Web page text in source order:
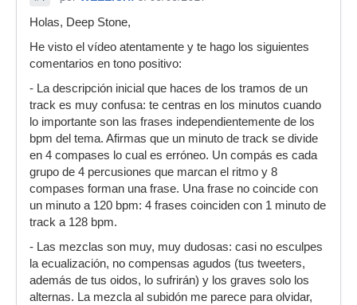
Holas, Deep Stone,
He visto el vídeo atentamente y te hago los siguientes
comentarios en tono positivo:
- La descripción inicial que haces de los tramos de un
track es muy confusa: te centras en los minutos cuando
lo importante son las frases independientemente de los
bpm del tema. Afirmas que un minuto de track se divide
en 4 compases lo cual es erróneo. Un compás es cada
grupo de 4 percusiones que marcan el ritmo y 8
compases forman una frase. Una frase no coincide con
un minuto a 120 bpm: 4 frases coinciden con 1 minuto de
track a 128 bpm.
- Las mezclas son muy, muy dudosas: casi no esculpes
la ecualización, no compensas agudos (tus tweeters,
además de tus oidos, lo sufrirán) y los graves solo los
alternas. La mezcla al subidón me parece para olvidar,